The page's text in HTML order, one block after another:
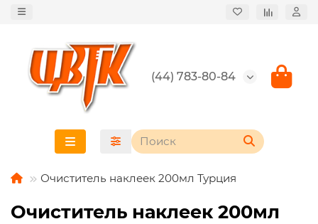
(44) 783-80-84
Очиститель наклеек 200мл Турция
Очиститель наклеек 200мл